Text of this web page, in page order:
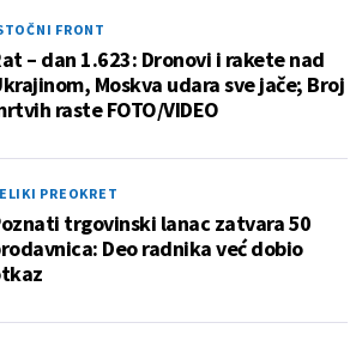
FRONT
– dan 1.623: Dronovi i rakete nad
Moskva udara sve jače; Broj
raste FOTO/VIDEO
PREOKRET
trgovinski lanac zatvara 50
Deo radnika već dobio